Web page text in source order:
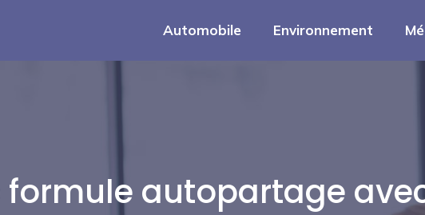
Automobile Environnement
autopartage